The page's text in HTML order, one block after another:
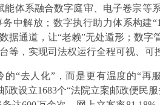
能体系融合数字庭审、电子卷宗等
中解放；数字执行助力体系构建
据通道，让“老赖”无处遁形；数字
等，实现司法权运行全程可视、可
的“去人化”，而是更有温度的“再
政设立1683个“法院立案邮政便民